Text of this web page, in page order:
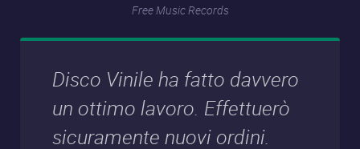
Free Music Records
Disco Vinile ha fatto davvero
un ottimo lavoro. Effettuerò
sicuramente nuovi ordini.